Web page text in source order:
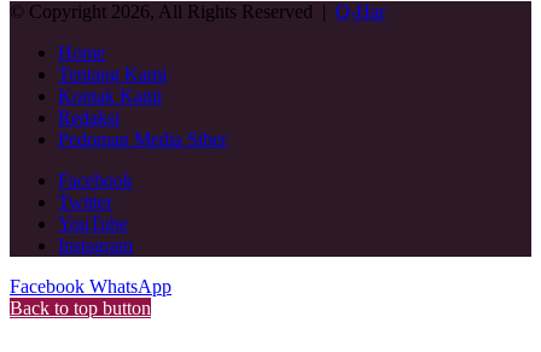
© Copyright 2026, All Rights Reserved | Q-Har
Home
Tentang Kami
Kontak Kami
Redaksi
Pedoman Media Siber
Facebook
Twitter
YouTube
Instagram
Facebook WhatsApp
Back to top button